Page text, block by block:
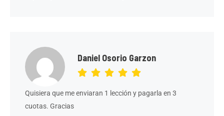
Daniel Osorio Garzon
Quisiera que me enviaran 1 lección y pagarla en 3
cuotas. Gracias